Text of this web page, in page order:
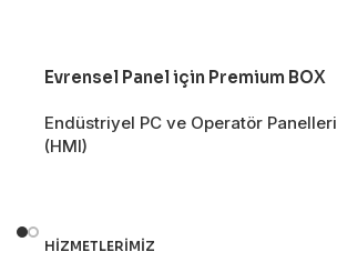
Evrensel Panel için Premium BOX
Endüstriyel PC ve Operatör Panelleri
(HMI)
HIZMETLERIMIZ